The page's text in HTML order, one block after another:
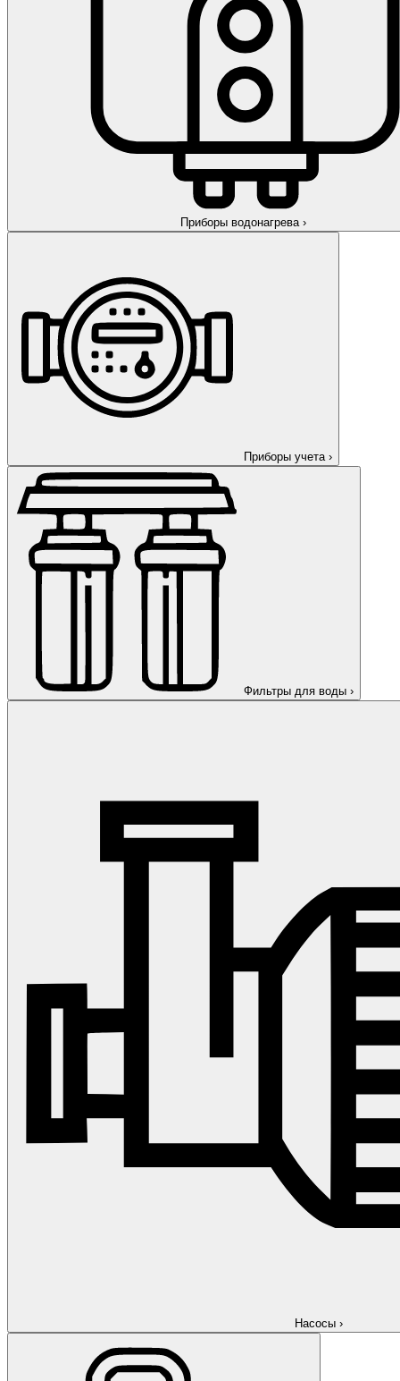
Приборы водонагрева ›
Приборы учета ›
Фильтры для воды ›
Насосы ›